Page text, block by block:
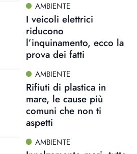
AMBIENTE
I veicoli elettrici
riducono
l’inquinamento, ecco la
prova dei fatti
AMBIENTE
Rifiuti di plastica in
mare, le cause più
comuni che non ti
aspetti
AMBIENTE